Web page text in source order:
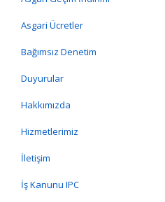
Asgari Ücretler
Bağımsız Denetim
Duyurular
Hakkımızda
Hizmetlerimiz
İletişim
İş Kanunu IPC